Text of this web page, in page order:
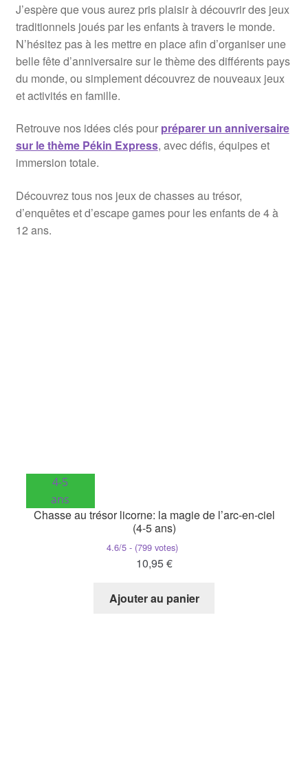
J’espère que vous aurez pris plaisir à découvrir des jeux
traditionnels joués par les enfants à travers le monde.
N’hésitez pas à les mettre en place afin d’organiser une
belle fête d’anniversaire sur le thème des différents pays
du monde, ou simplement découvrez de nouveaux jeux
et activités en famille.
Retrouve nos idées clés pour préparer un anniversaire
sur le thème Pékin Express, avec défis, équipes et
immersion totale.
Découvrez tous nos jeux de chasses au trésor,
d’enquêtes et d’escape games pour les enfants de 4 à
12 ans.
4-5
ans
Chasse au trésor licorne: la magie de l’arc-en-ciel
(4-5 ans)
4.6/5 - (799 votes)
10,95€
Ajouter au panier